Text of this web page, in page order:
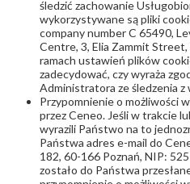
śledzić zachowanie
wykorzystywane są pliki
company number C 65490,
Centre, 3, Elia Zammit Street,
ramach ustawień plików
zadecydować, czy wyraża
Administratora ze śledzenia
Przypomnienie o możliwości
przez Ceneo. Jeśli w trakcie
wyrazili Państwo na to
Państwa adres e-mail do
182, 60-166 Poznań, NIP:
zostało do Państwa